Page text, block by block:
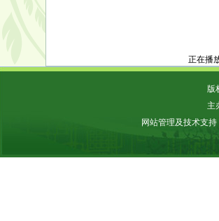
正在播
版
主
网站管理及技术支